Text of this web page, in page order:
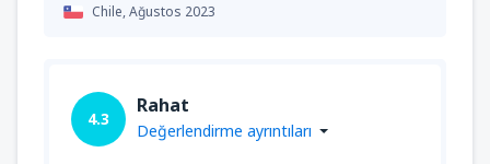
Chile,Ağustos 2023
4.3
Rahat
Değerlendirme ayrıntıları